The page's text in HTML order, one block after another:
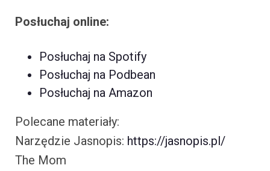
Posłuchaj online:
Posłuchaj na Spotify
Posłuchaj na Podbean
Posłuchaj na Amazon
Polecane materiały:
Narzędzie Jasnopis: https://jasnopis.pl/
The Mom